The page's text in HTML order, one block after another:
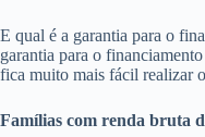
E qual é a garantia para o
garantia para o
fica muito mais fácil realizar
Famílias com renda bruta